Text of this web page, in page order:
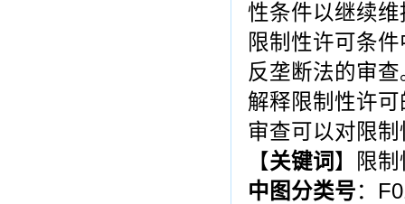
性条件以继续
限制性许可条
反垄断法的审
解释限制性许
审查可以对限
【关键词 】限
中图分类号：